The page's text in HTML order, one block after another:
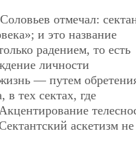
отмечал:
и это название
радением, то есть
личности
— путем
тех сектах, где
аскетизм не